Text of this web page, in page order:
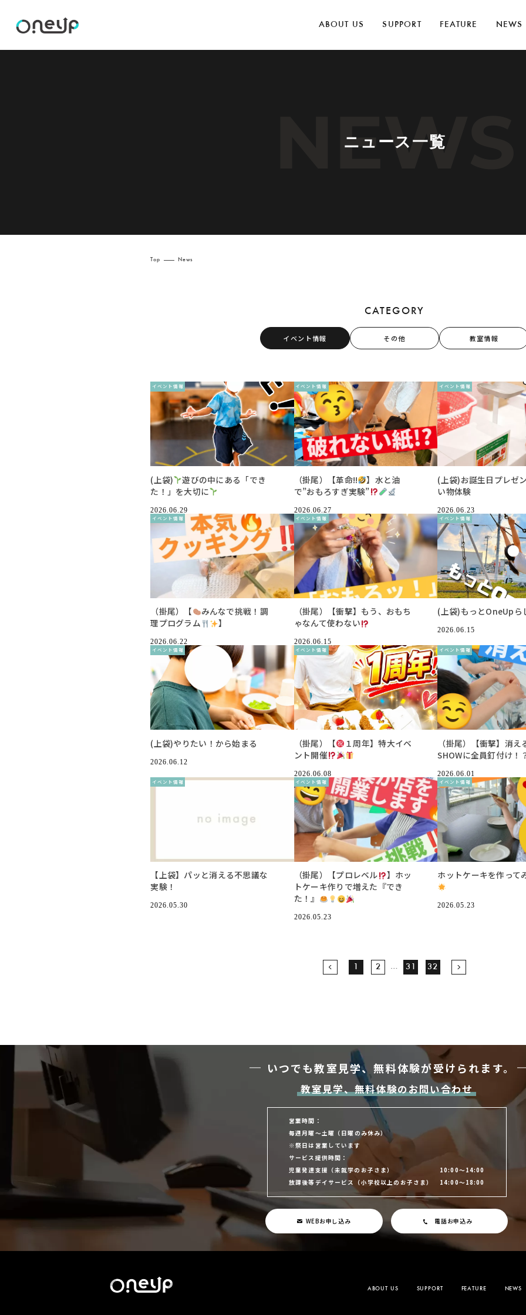
ABOUT US SUPPORT FEATURE NEWS
NEWS
ニュース一覧
Top News
CATEGORY
イベント情報 その他 教室情報
イベント情報
(上袋)
遊びの中にある「でき
た！」を大切に
2026.06.29
イベント情報
（掛尾）【革命!!
】水と油
で”おもろすぎ実験”
2026.06.27
イベント情報
(上袋)お誕生日プレゼ
い物体験
2026.06.23
イベント情報
（掛尾）【
みんなで挑戦！調
理プログラム
】
2026.06.22
イベント情報
（掛尾）【衝撃】もう、おもち
ゃなんて使わない
2026.06.15
イベント情報
(上袋)もっとOneUpら
2026.06.15
イベント情報
(上袋)やりたい！から始まる
2026.06.12
イベント情報
（掛尾）【
１周年】特大イベ
ント開催
2026.06.08
イベント情報
（掛尾）【衝撃】消え
SHOWに全員釘付け！
2026.06.01
イベント情報
【上袋】パッと消える不思議な
実験！
2026.05.30
イベント情報
（掛尾）【プロレベル
】ホッ
トケーキ作りで増えた『でき
た！』
2026.05.23
イベント情報
ホットケーキを作って
2026.05.23
1 2 … 31 32
いつでも教室見学、無料体験が受けられます。
教室見学、無料体験のお問い合わせ
営業時間：
毎週月曜～土曜 （日曜のみ休み）
※祭日は営業しています
サービス提供時間：
児童発達支援 （未就学のお子さま）
10:00～14:00
放課後等デイサービス
（小学校以上のお子さま） 14:00～18:00
WEBお申し込み 電話お申込み
ABOUT US SUPPORT FEATURE NEWS